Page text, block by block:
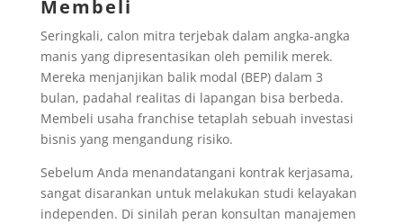
Membeli
Seringkali, calon mitra terjebak dalam angka-angka
manis yang dipresentasikan oleh pemilik merek.
Mereka menjanjikan balik modal (BEP) dalam 3
bulan, padahal realitas di lapangan bisa berbeda.
Membeli usaha franchise tetaplah sebuah investasi
bisnis yang mengandung risiko.
Sebelum Anda menandatangani kontrak kerjasama,
sangat disarankan untuk melakukan studi kelayakan
independen. Di sinilah peran konsultan manajemen